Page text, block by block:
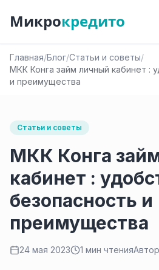
Микрокредито
Главная/Блог/Статьи и советы/
МКК Конга займ личный кабинет :
и преимущества
Статьи и советы
МКК Конга
кабинет :
безопасность и
преимущества
24 мая 2023 1 мин чтения